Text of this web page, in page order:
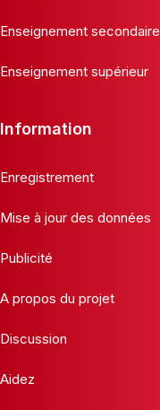
Enseignement secondaire
Enseignement supérieur
Information
Enregistrement
Mise à jour des données
Publicité
A propos du projet
Discussion
Aidez